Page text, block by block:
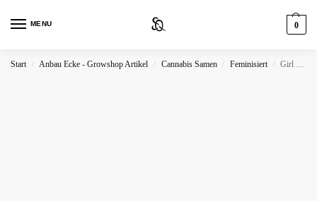
MENU 0
Start / Anbau Ecke - Growshop Artikel / Cannabis Samen / Feminisiert / Girl Scout Cookies